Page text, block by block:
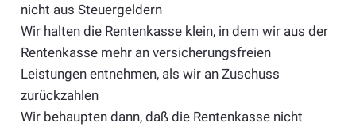
nicht aus Steuergeldern
Wir halten die Rentenkasse klein, in dem wir aus der
Rentenkasse mehr an versicherungsfreien
Leistungen entnehmen, als wir an Zuschuss
zurückzahlen
Wir behaupten dann, daß die Rentenkasse nicht